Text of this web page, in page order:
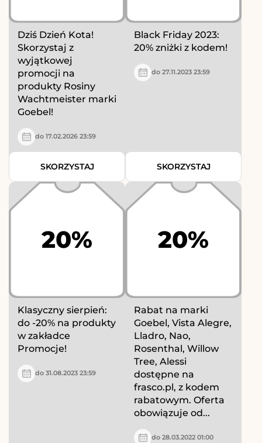
Dziś Dzień Kota!
Skorzystaj z
wyjątkowej
promocji na
produkty Rosiny
Wachtmeister marki
Goebel!
do 17.02.2026 23:59
SKORZYSTAJ
Black Friday 2023:
20% zniżki z kodem!
do 27.11.2023 23:59
SKORZYSTAJ
20%
Klasyczny sierpień:
do -20% na produkty
w zakładce
Promocje!
do 31.08.2023 23:59
20%
Rabat na marki
Goebel, Vista Alegre,
Lladro, Nao,
Rosenthal, Willow
Tree, Alessi
dostępne na
frasco.pl, z kodem
rabatowym. Oferta
obowiązuje od...
do 28.03.2022 01:00